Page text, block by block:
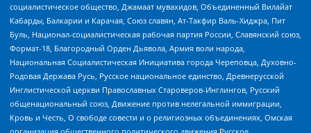
социалистическое общество, Джамаат мувахидов, Объединенный Вилайат
Кабарды, Балкарии и Карачая, Союз славян, Ат-Такфир Валь-Хиджра, Пит
Буль, Национал-социалистическая рабочая партия России, Славянский союз,
Формат-18, Благородный Орден Дьявола, Армия воли народа,
Национальная Социалистическая Инициатива города Череповца, Духовно-
Родовая Держава Русь, Русское национальное единство, Древнерусской
Инглистической церкви Православных Староверов-Инглингов, Русский
общенациональный союз, Движение против нелегальной иммиграции,
Кровь и Честь, О свободе совести и о религиозных объединениях, Омская